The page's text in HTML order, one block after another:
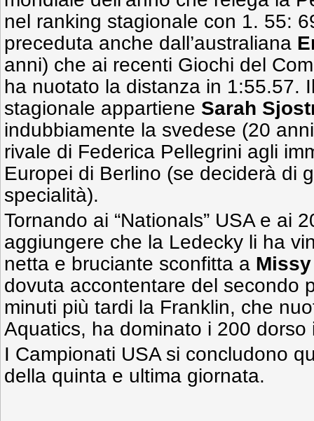
nel ranking stagionale con 1. 55:
preceduta anche dall’australiana
anni) che ai recenti Giochi del
ha nuotato la distanza in 1:55.57.
stagionale appartiene Sarah
indubbiamente la svedese (20
rivale di Federica Pellegrini agli
Europei di Berlino (se deciderà di
specialità).
Tornando ai “Nationals” USA e ai
aggiungere che la Ledecky li ha
netta e bruciante sconfitta a
dovuta accontentare del secondo
minuti più tardi la Franklin, che
Aquatics, ha dominato i 200 dorso
I Campionati USA si concludono
della quinta e ultima giornata.